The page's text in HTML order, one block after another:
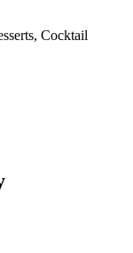
Cocktail